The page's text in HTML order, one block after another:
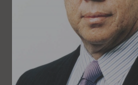
Carl
Online Anfrage